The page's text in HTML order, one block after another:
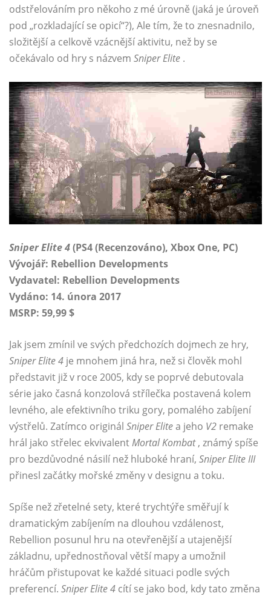
odstřelováním pro někoho z mé úrovně (jaká je úroveň
pod „rozkladající se opicí“?), Ale tím, že to znesnadnilo,
složitější a celkově vzácnější aktivitu, než by se
očekávalo od hry s názvem Sniper Elite .
Sniper Elite 4(PS4 (Recenzováno), Xbox One, PC)
Vývojář: Rebellion Developments
Vydavatel: Rebellion Developments
Vydáno: 14. února 2017
MSRP: 59,99 $
Jak jsem zmínil ve svých předchozích dojmech ze hry,
Sniper Elite 4 je mnohem jiná hra, než si člověk mohl
představit již v roce 2005, kdy se poprvé debutovala
série jako časná konzolová střílečka postavená kolem
levného, ​​ale efektivního triku gory, pomalého zabíjení
výstřelů. Zatímco originál Sniper Elitea jeho V2 remake
hrál jako střelec ekvivalentMortal Kombat, známý spíše
pro bezdůvodné násilí než hluboké hraní, Sniper Elite III
přinesl začátky mořské změny v designu a toku.
Spíše než zřetelné sety, které trychtýře směřují k
dramatickým zabíjením na dlouhou vzdálenost,
Rebellion posunul hru na otevřenější a utajenější
základnu, upřednostňoval větší mapy a umožnil
hráčům přistupovat ke každé situaci podle svých
preferencí. Sniper Elite 4 cítí se jako bod, kdy tato změna